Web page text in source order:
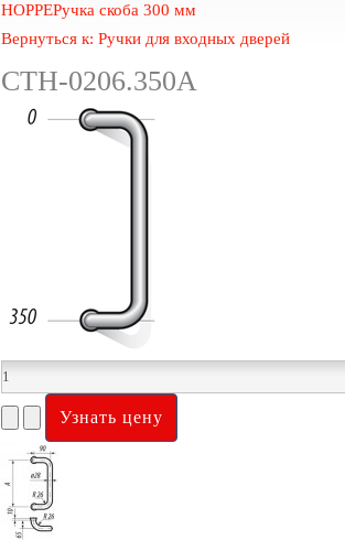
HOPPEРучка скоба 300 мм
Вернуться к: Ручки для входных дверей
СТН-0206.350А